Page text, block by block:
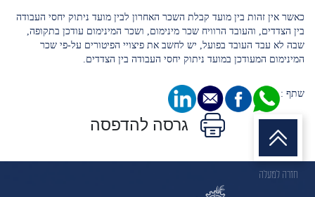
כאשר אין זהות בין מועד קבלת השכר האחרון לבין מועד ניתוק יחסי העבודה
בין הצדדים, והעובד הרוויח שכר מינימום, ושכר המינימום עודכן בתקופה,
שבה לא עבד העובד בפועל, יש לחשב את פיצויי הפיטורים על-פי שכר
המינימום המעודכן במועד ניתוק יחסי העבודה בין הצדדים.
שתף :
גרסה להדפסה
חזרה למעלה